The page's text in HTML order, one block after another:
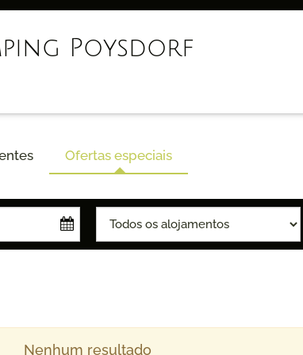
Poysdorf
Ofertas especiais
Nenhum resultado